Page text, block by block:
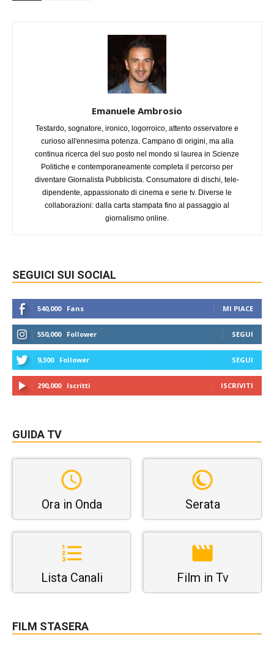
Emanuele Ambrosio
Testardo, sognatore, ironico, logorroico, attento osservatore e
curioso all'ennesima potenza. Campano di origini, ma alla
continua ricerca del suo posto nel mondo si laurea in Scienze
Politiche e contemporaneamente completa il percorso per
diventare Giornalista Pubblicista. Consumatore di dischi, tele-
dipendente, appassionato di cinema e serie tv. Diverse le
collaborazioni: dalla carta stampata fino al passaggio al
giornalismo online.
SEGUICI SUI SOCIAL
540,000 Fans MI PIACE
550,000 Follower SEGUI
9,300 Follower SEGUI
290,000 Iscritti ISCRIVITI
GUIDA TV
Ora in Onda Serata
Lista Canali Film in Tv
FILM STASERA